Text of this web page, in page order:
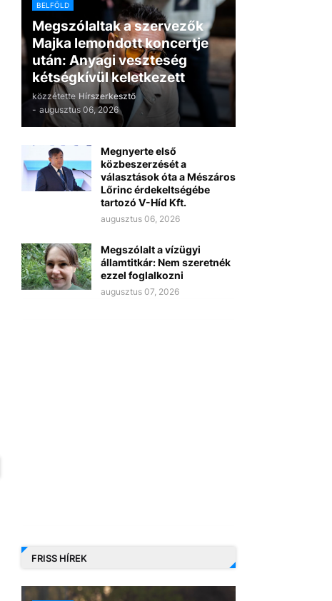
BELFÖLD
Megszólaltak a szervezők
Majka lemondott koncertje
után: Anyagi veszteség
kétségkívül keletkezett
közzétette Hírszerkesztő
- augusztus 06, 2026
Megnyerte első
közbeszerzését a
választások óta a Mészáros
Lőrinc érdekeltségébe
tartozó V-Híd Kft.
augusztus 06, 2026
Megszólalt a vízügyi
államtitkár: Nem szeretnék
ezzel foglalkozni
augusztus 07, 2026
FRISS HÍREK